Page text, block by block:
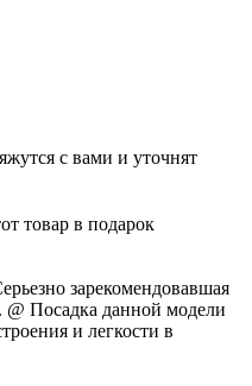
с вами и уточнят
товар в подарок
зарекомендовавшая
@ Посадка данной модели
и легкости в